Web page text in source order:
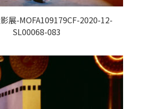
展-MOFA109179CF-2020-12-
SL00068-083